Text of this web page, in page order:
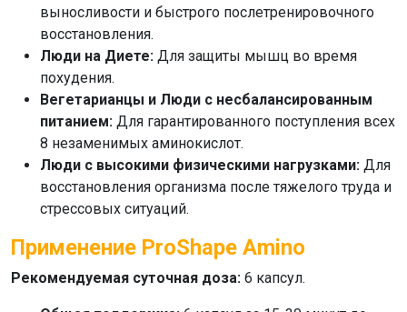
выносливости и быстрого послетренировочного
восстановления.
Люди на Диете: Для защиты мышц во время
похудения.
Вегетарианцы и Люди с несбалансированным
питанием: Для гарантированного поступления всех
8 незаменимых аминокислот.
Люди с высокими физическими нагрузками: Для
восстановления организма после тяжелого труда и
стрессовых ситуаций.
Применение ProShape Amino
Рекомендуемая суточная доза: 6 капсул.